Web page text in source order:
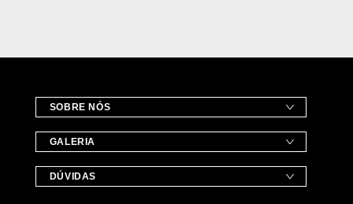
SOBRE NÓS
GALERIA
DÚVIDAS